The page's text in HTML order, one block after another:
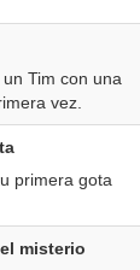
Tim con una
vez.
primera gota
misterio